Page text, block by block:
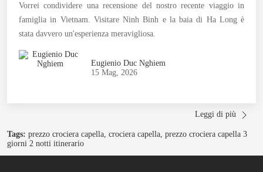
Vorrei condividere una recensione del nostro recente viaggio in
famiglia in Vietnam. Visitare Ninh Binh e la baia di Ha Long è
stata davvero un'esperienza meravigliosa.
Eugienio Duc Nghiem
15 Mag, 2026
Leggi di più
Tags: prezzo crociera capella, crociera capella, prezzo crociera capella 3
giorni 2 notti itinerario